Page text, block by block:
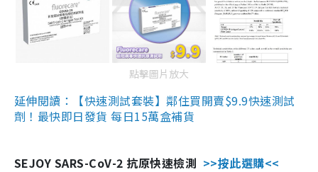
點擊圖片放大
延伸閱讀：【快速測試套裝】鄰住買開賣$9.9快速測試
劑！最快即日發貨 每日15萬盒補貨
SEJOY SARS-CoV-2 抗原快速檢測 >>按此選購<<